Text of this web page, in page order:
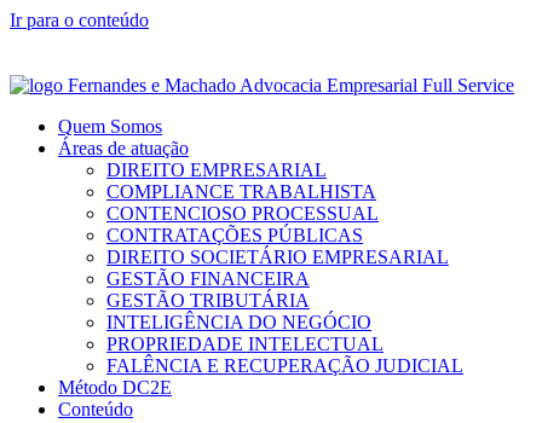
Ir para o conteúdo
Quem Somos
Áreas de atuação
DIREITO EMPRESARIAL
COMPLIANCE TRABALHISTA
CONTENCIOSO PROCESSUAL
CONTRATAÇÕES PÚBLICAS
DIREITO SOCIETÁRIO EMPRESARIAL
GESTÃO FINANCEIRA
GESTÃO TRIBUTÁRIA
INTELIGÊNCIA DO NEGÓCIO
PROPRIEDADE INTELECTUAL
FALÊNCIA E RECUPERAÇÃO JUDICIAL
Método DC2E
Conteúdo